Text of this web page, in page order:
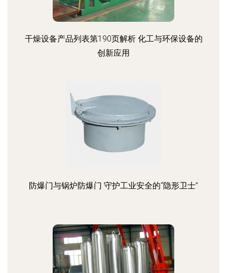
干燥设备产品列表第190页解析 化工与环保设备的
创新应用
防爆门与锅炉防爆门 守护工业安全的“隐形卫士”